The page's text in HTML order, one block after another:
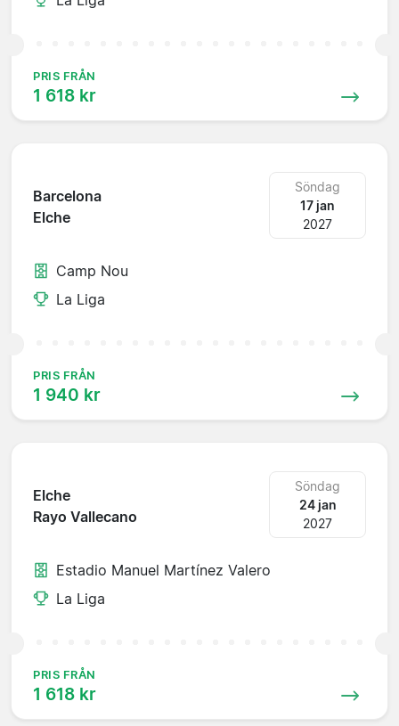
PRIS FRÅN
1 618 kr
Barcelona
Elche
Söndag
17 jan
2027
Camp Nou
La Liga
PRIS FRÅN
1 940 kr
Elche
Rayo Vallecano
Söndag
24 jan
2027
Estadio Manuel Martínez Valero
La Liga
PRIS FRÅN
1 618 kr